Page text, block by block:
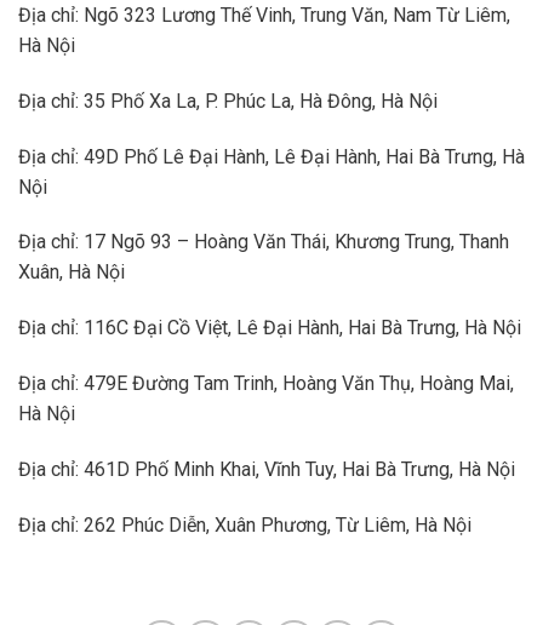
Địa chỉ: Ngõ 323 Lương Thế Vinh, Trung Văn, Nam Từ Liêm,
Hà Nội
Địa chỉ: 35 Phố Xa La, P. Phúc La, Hà Đông, Hà Nội
Địa chỉ: 49D Phố Lê Đại Hành, Lê Đại Hành, Hai Bà Trưng, Hà
Nội
Địa chỉ: 17 Ngõ 93 – Hoàng Văn Thái, Khương Trung, Thanh
Xuân, Hà Nội
Địa chỉ: 116C Đại Cồ Việt, Lê Đại Hành, Hai Bà Trưng, Hà Nội
Địa chỉ: 479E Đường Tam Trinh, Hoàng Văn Thụ, Hoàng Mai,
Hà Nội
Địa chỉ: 461D Phố Minh Khai, Vĩnh Tuy, Hai Bà Trưng, Hà Nội
Địa chỉ: 262 Phúc Diễn, Xuân Phương, Từ Liêm, Hà Nội